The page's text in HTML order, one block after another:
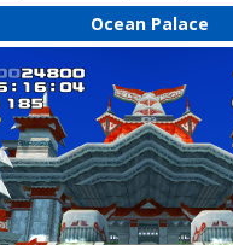
Ocean Palace